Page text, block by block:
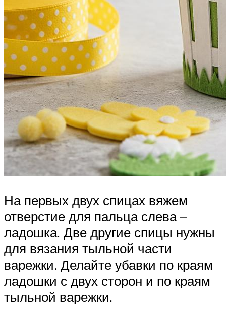
На первых двух спицах вяжем
отверстие для пальца слева –
ладошка. Две другие спицы нужны
для вязания тыльной части
варежки. Делайте убавки по краям
ладошки с двух сторон и по краям
тыльной варежки.